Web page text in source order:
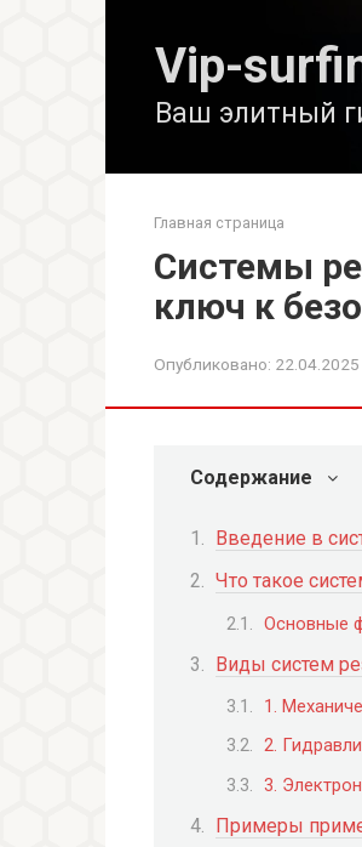
Vip-
Ваш элитный
Главная страница
Системы
ключ к
Опубликовано: 22.04.2025
Содержание
Введение в
Что такое
Основные
Виды систем
1.
2.
3.
Примеры